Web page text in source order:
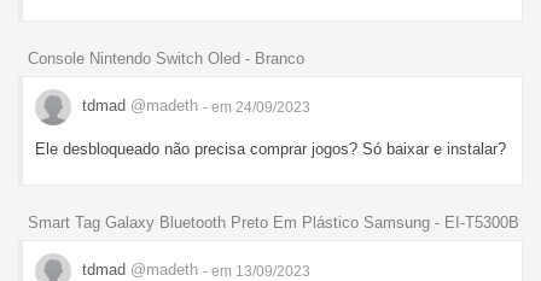
Console Nintendo Switch Oled - Branco
tdmad @madeth - em 24/09/2023
Ele desbloqueado não precisa comprar jogos? Só baixar e instalar?
Smart Tag Galaxy Bluetooth Preto Em Plástico Samsung - EI-T5300B
tdmad @madeth - em 13/09/2023